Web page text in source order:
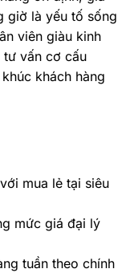
giờ là yếu tố sống
viên giàu kinh
tư vấn cơ cấu
khách hàng
mua lẻ tại siêu
mức giá đại lý
tuần theo chính